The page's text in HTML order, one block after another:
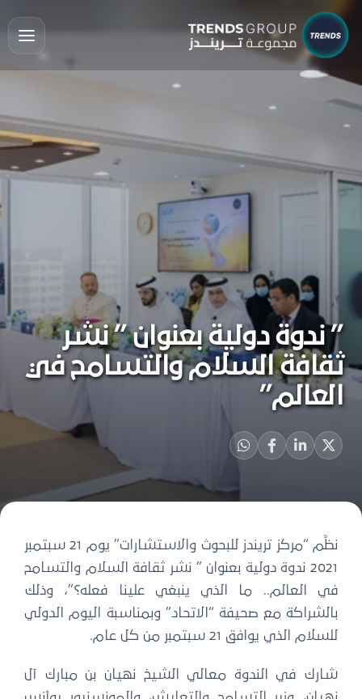
” ندوة دولية بعنوان ” نشر
ثقافة السلام والتسامح في
العالم”
نظَّم “مركز تريندز للبحوث والاستشارات” يوم 21 سبتمبر
2021 ندوة دولية بعنوان ” نشر ثقافة السلام والتسامح
في العالم.. ما الذي ينبغي علينا فعله؟”، وذلك
بالشراكة مع صحيفة “الاتحاد” وبمناسبة اليوم الدولي
للسلام الذي يوافق 21 سبتمبر من كل عام.
شارك في الندوة معالي الشيخ نهيان بن مبارك آل